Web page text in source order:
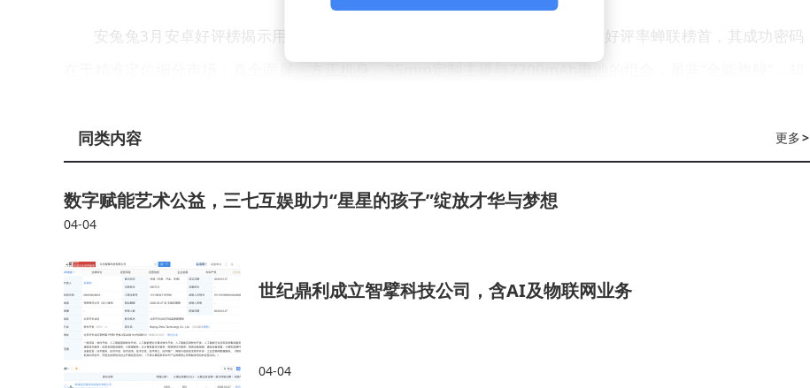
安兔兔3月安卓好评榜揭示用户选择逻辑的转变。努比亚Z80 Ultra以98.52%好评率蝉联榜首，其成功密码
在于精准定位细分市场：真全面屏、方正机身、35mm定制主摄与7200mAh电池的组合，虽非“全能旗舰”，却
热与游戏体验见长，后者在影像与屏幕配置上追求均衡，均通过“无短板体验”获得认可。
品牌被迫接受成本传导，如小米的价格调整；另有玩家以产品个性换取口碑，如努比亚的垂直领域深耕。对消费
择。市场正在用真实数据证明：能让用户“买后不后悔”的产品，远比参数表上的数字更具说服力。
更多>
同类内容
数字赋能艺术公益，三七互娱助力“星星的孩子”绽放才华与梦想
04-04
世纪鼎利成立智擘科技公司，含AI及物联网业务
04-04